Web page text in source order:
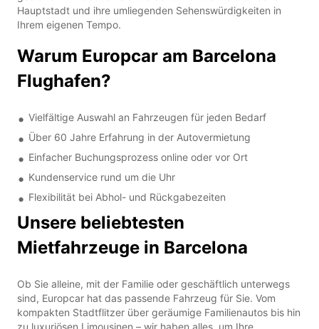
Hauptstadt und ihre umliegenden Sehenswürdigkeiten in
Ihrem eigenen Tempo.
Warum Europcar am Barcelona
Flughafen?
Vielfältige Auswahl an Fahrzeugen für jeden Bedarf
Über 60 Jahre Erfahrung in der Autovermietung
Einfacher Buchungsprozess online oder vor Ort
Kundenservice rund um die Uhr
Flexibilität bei Abhol- und Rückgabezeiten
Unsere beliebtesten
Mietfahrzeuge in Barcelona
Ob Sie alleine, mit der Familie oder geschäftlich unterwegs
sind, Europcar hat das passende Fahrzeug für Sie. Vom
kompakten Stadtflitzer über geräumige Familienautos bis hin
zu luxuriösen Limousinen – wir haben alles, um Ihre